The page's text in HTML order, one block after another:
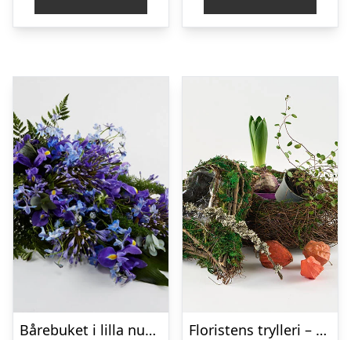
Bårebuket i lilla nuancer – Blomster til begravelse
Floristens trylleri – gravpynt – Blomster til begravelse